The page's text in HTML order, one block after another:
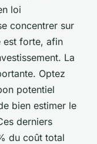
loi
concentrer sur
est forte, afin
La
Optez
potentiel
bien estimer le
derniers
du coût total